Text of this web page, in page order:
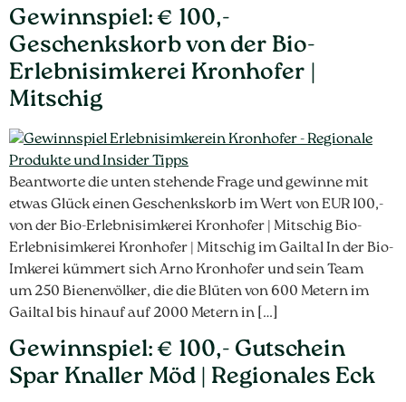
Gewinnspiel: € 100,-
Geschenkskorb von der Bio-
Erlebnisimkerei Kronhofer |
Mitschig
Beantworte die unten stehende Frage und gewinne mit
etwas Glück einen Geschenkskorb im Wert von EUR 100,-
von der Bio-Erlebnisimkerei Kronhofer | Mitschig Bio-
Erlebnisimkerei Kronhofer | Mitschig im Gailtal In der Bio-
Imkerei kümmert sich Arno Kronhofer und sein Team
um 250 Bienenvölker, die die Blüten von 600 Metern im
Gailtal bis hinauf auf 2000 Metern in […]
Gewinnspiel: € 100,- Gutschein
Spar Knaller Möd | Regionales Eck